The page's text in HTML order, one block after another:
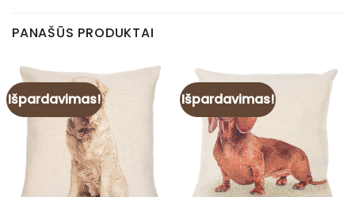
PANAŠŪS PRODUKTAI
Išpardavimas! Išpardavimas!